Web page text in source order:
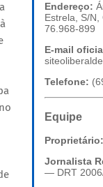
Endereço:
Estrela, S/N,
76.968-899
E-mail
Telefone:
Equipe
Proprietário:
Jornalista
— DRT